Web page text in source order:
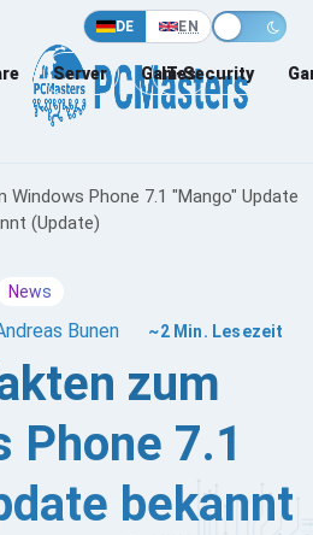
DE EN
Server Games
IT-Security
Windows Phone 7.1 "Mango" Update
(Update)
News
Bunen ~2 Min. Lesezeit
zum
Phone 7.1
bekannt